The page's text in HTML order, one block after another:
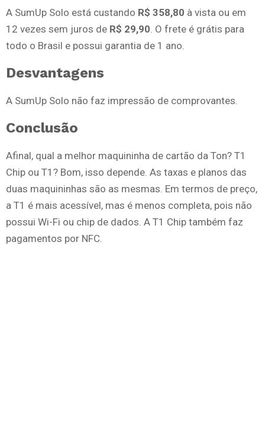
A SumUp Solo está custando R$ 358,80 à vista ou em
12 vezes sem juros de R$ 29,90 . O frete é grátis para
todo o Brasil e possui garantia de 1 ano.
Desvantagens
A SumUp Solo não faz impressão de comprovantes.
Conclusão
Afinal, qual a melhor maquininha de cartão da Ton? T1
Chip ou T1? Bom, isso depende. As taxas e planos das
duas maquininhas são as mesmas. Em termos de preço,
a T1 é mais acessível, mas é menos completa, pois não
possui Wi-Fi ou chip de dados. A T1 Chip também faz
pagamentos por NFC.